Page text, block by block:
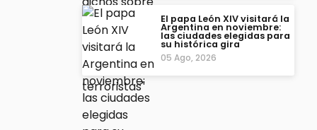
El papa León XIV visitará la
Argentina en noviembre:
las ciudades elegidas para
su histórica gira
05 Ago, 2026